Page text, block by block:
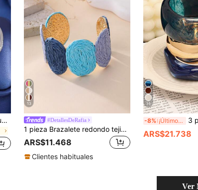
1 pieza Brazalete de moda cuadrado de circonita cúbica decorativa, color azul/plateado, apto para el uso diario de las mujeres
13
#DetallesDeRafia
1 pieza Brazalete redondo tejido vintage, diseño de color de contraste bohemio, brazalete versátil para vacaciones en la isla, excursiones pastorales, ir al trabajo, uso diario urbano
ARS$11.468
Clientes habituales
15
-8% ¡Últimos 2 días 3 piezas/Set
ARS$21.738
Ver